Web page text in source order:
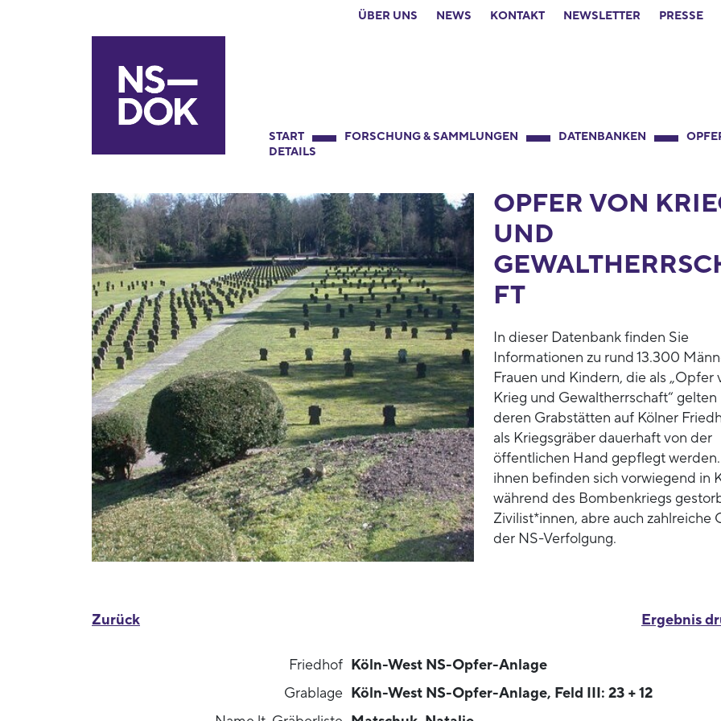
ÜBER UNS NEWS KONTAKT NEWSLETTER PRESSE
START FORSCHUNG & SAMMLUNGEN DATENBANKEN
DETAILS
OPFER VON
UND
FT
In dieser Datenbank finden Sie
Informationen zu rund 13.300
Frauen und Kindern, die als „Opfer
Krieg und Gewaltherrschaft“ gelten
deren Grabstätten auf Kölner
als Kriegsgräber dauerhaft von der
öffentlichen Hand gepflegt
ihnen befinden sich vorwiegend in
während des Bombenkriegs
Zivilist*innen, abre auch zahlreiche
der NS-Verfolgung.
Ergebnis
Zurück
Friedhof Köln-West NS-Opfer-Anlage
Grablage Köln-West NS-Opfer-Anlage, Feld III: 23 + 12